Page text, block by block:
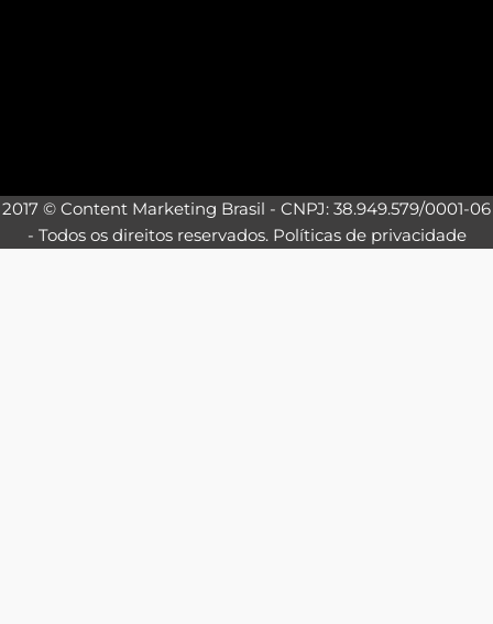
2017 © Content Marketing Brasil - CNPJ: 38.949.579/0001-06
- Todos os direitos reservados. Políticas de privacidade